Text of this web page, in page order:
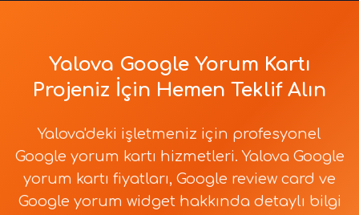
Yalova Google Yorum Kartı
Projeniz İçin Hemen Teklif Alın
Yalova'deki işletmeniz için profesyonel
Google yorum kartı hizmetleri. Yalova Google
yorum kartı fiyatları, Google review card ve
Google yorum widget hakkında detaylı bilgi